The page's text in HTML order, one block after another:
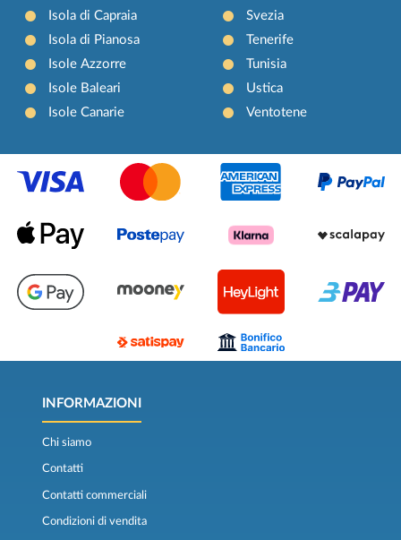
Isola di Capraia
Isola di Pianosa
Isole Azzorre
Isole Baleari
Isole Canarie
Svezia
Tenerife
Tunisia
Ustica
Ventotene
INFORMAZIONI
Chi siamo
Contatti
Contatti commerciali
Condizioni di vendita